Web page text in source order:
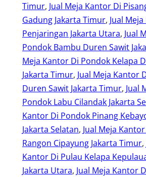
Timur, Jual Meja Kantor Di
Gadung Jakarta Timur, Jual
Penjaringan Jakarta Utara, Jual
Pondok Bambu Duren Sawit
Meja Kantor Di Pondok Kelapa
Jakarta Timur, Jual Meja Kantor
Duren Sawit Jakarta Timur, Jual
Pondok Labu Cilandak Jakarta
Kantor Di Pondok Pinang
Jakarta Selatan, Jual Meja
Rangon Cipayung Jakarta Timur,
Kantor Di Pulau Kelapa
Jakarta Utara, Jual Meja Kantor